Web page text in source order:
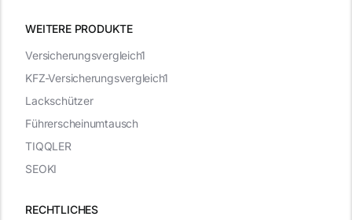
WEITERE PRODUKTE
Versicherungsvergleich1
KFZ-Versicherungsvergleich1
Lackschützer
Führerscheinumtausch
TIQQLER
SEOKI
RECHTLICHES